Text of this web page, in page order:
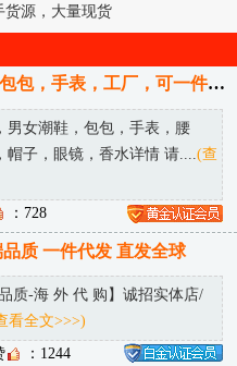
货源，大量现货
，工厂，可一件代发，可发送全国。
男女潮鞋，包包，手表，腰
子，眼镜，香水详情 请.... (查
：728
质 一件代发 直发全球
质-海 外 代 购】诚招实体店/
看全文>>>)
：1244